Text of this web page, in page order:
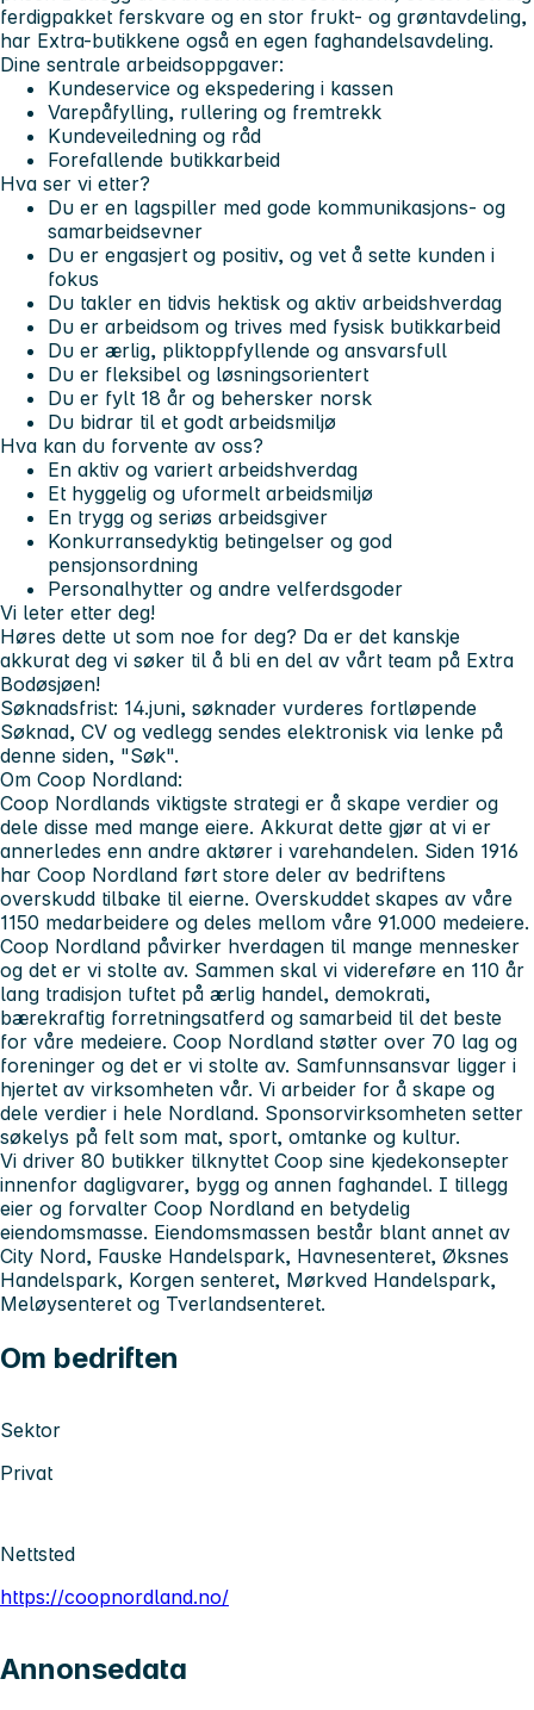
ferdigpakket ferskvare og en stor frukt- og grøntavdeling,
har Extra-butikkene også en egen faghandelsavdeling.
Dine sentrale arbeidsoppgaver:
Kundeservice og ekspedering i kassen
Varepåfylling, rullering og fremtrekk
Kundeveiledning og råd
Forefallende butikkarbeid
Hva ser vi etter?
Du er en lagspiller med gode kommunikasjons- og
samarbeidsevner
Du er engasjert og positiv, og vet å sette kunden i
fokus
Du takler en tidvis hektisk og aktiv arbeidshverdag
Du er arbeidsom og trives med fysisk butikkarbeid
Du er ærlig, pliktoppfyllende og ansvarsfull
Du er fleksibel og løsningsorientert
Du er fylt 18 år og behersker norsk
Du bidrar til et godt arbeidsmiljø
Hva kan du forvente av oss?
En aktiv og variert arbeidshverdag
Et hyggelig og uformelt arbeidsmiljø
En trygg og seriøs arbeidsgiver
Konkurransedyktig betingelser og god
pensjonsordning
Personalhytter og andre velferdsgoder
Vi leter etter deg!
Høres dette ut som noe for deg? Da er det kanskje
akkurat deg vi søker til å bli en del av vårt team på Extra
Bodøsjøen!
Søknadsfrist: 14.juni, søknader vurderes fortløpende
Søknad, CV og vedlegg sendes elektronisk via lenke på
denne siden, "Søk".
Om Coop Nordland:
Coop Nordlands viktigste strategi er å skape verdier og
dele disse med mange eiere. Akkurat dette gjør at vi er
annerledes enn andre aktører i varehandelen. Siden 1916
har Coop Nordland ført store deler av bedriftens
overskudd tilbake til eierne. Overskuddet skapes av våre
1150 medarbeidere og deles mellom våre 91.000 medeiere.
Coop Nordland påvirker hverdagen til mange mennesker
og det er vi stolte av. Sammen skal vi videreføre en 110 år
lang tradisjon tuftet på ærlig handel, demokrati,
bærekraftig forretningsatferd og samarbeid til det beste
for våre medeiere. Coop Nordland støtter over 70 lag og
foreninger og det er vi stolte av. Samfunnsansvar ligger i
hjertet av virksomheten vår. Vi arbeider for å skape og
dele verdier i hele Nordland. Sponsorvirksomheten setter
søkelys på felt som mat, sport, omtanke og kultur.
Vi driver 80 butikker tilknyttet Coop sine kjedekonsepter
innenfor dagligvarer, bygg og annen faghandel. I tillegg
eier og forvalter Coop Nordland en betydelig
eiendomsmasse. Eiendomsmassen består blant annet av
City Nord, Fauske Handelspark, Havnesenteret, Øksnes
Handelspark, Korgen senteret, Mørkved Handelspark,
Meløysenteret og Tverlandsenteret.
Om bedriften
Sektor
Privat
Nettsted
https://coopnordland.no/
Annonsedata